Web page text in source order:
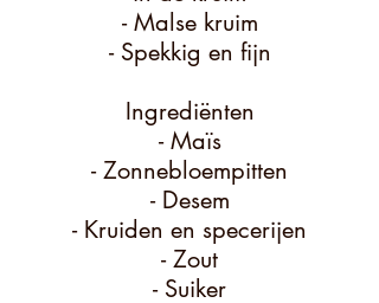
- Malse kruim
- Spekkig en fijn
Ingrediënten
- Maïs
- Zonnebloempitten
- Desem
- Kruiden en specerijen
- Zout
- Suiker